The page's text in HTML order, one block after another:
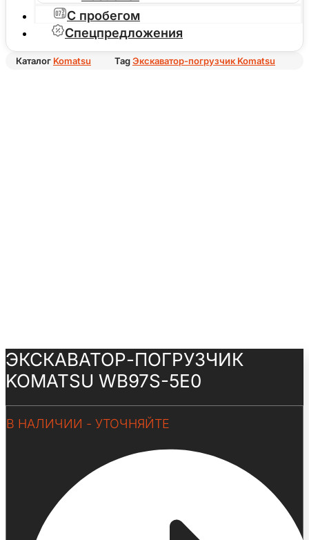
С пробегом
Спецпредложения
Каталог Komatsu TagЭкскаватор-погрузчик Komatsu
ЭКСКАВАТОР-ПОГРУЗЧИК
KOMATSU WB97S-5E0
В НАЛИЧИИ - УТОЧНЯЙТЕ